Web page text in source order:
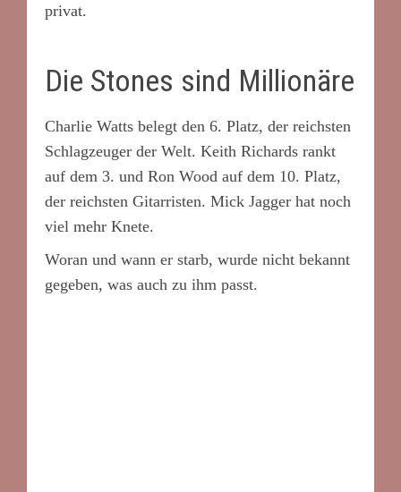
privat.
Die Stones sind Millionäre
Charlie Watts belegt den 6. Platz, der reichsten
Schlagzeuger der Welt. Keith Richards rankt
auf dem 3. und Ron Wood auf dem 10. Platz,
der reichsten Gitarristen. Mick Jagger hat noch
viel mehr Knete.
Woran und wann er starb, wurde nicht bekannt
gegeben, was auch zu ihm passt.